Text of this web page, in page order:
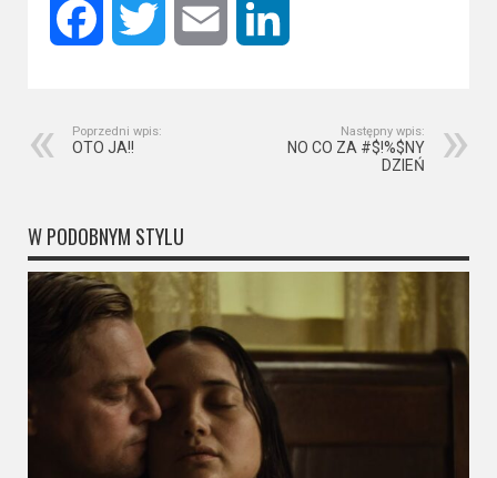
polskie
Korea
Południowa
oparte
na
faktach
Thrillery
Streaming
Amazon
Facebook Twitter Email
Poprzedni wpis:
OTO JA!!
Następny wpis:
NO CO ZA #$!%$NY
DZIEŃ
W PODOBNYM STYLU